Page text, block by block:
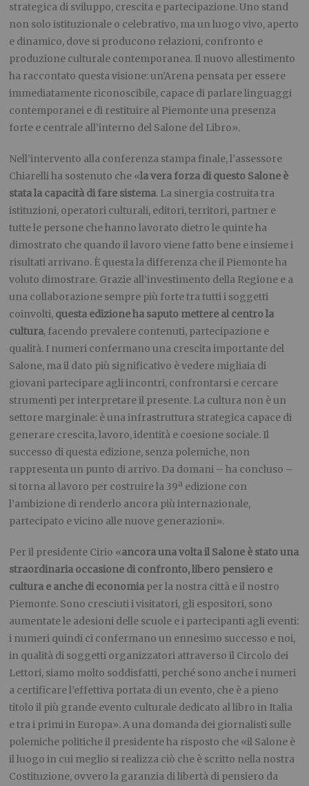
strategica di sviluppo, crescita e partecipazione. Uno stand
non solo istituzionale o celebrativo, ma un luogo vivo, aperto
e dinamico, dove si producono relazioni, confronto e
produzione culturale contemporanea. Il nuovo allestimento
ha raccontato questa visione: un’Arena pensata per essere
immediatamente riconoscibile, capace di parlare linguaggi
contemporanei e di restituire al Piemonte una presenza
forte e centrale all’interno del Salone del Libro».
Nell’intervento alla conferenza stampa finale, l’assessore
Chiarelli ha sostenuto che «la vera forza di questo Salone è
stata la capacità di fare sistema. La sinergia costruita tra
istituzioni, operatori culturali, editori, territori, partner e
tutte le persone che hanno lavorato dietro le quinte ha
dimostrato che quando il lavoro viene fatto bene e insieme i
risultati arrivano. È questa la differenza che il Piemonte ha
voluto dimostrare. Grazie all’investimento della Regione e a
una collaborazione sempre più forte tra tutti i soggetti
coinvolti, questa edizione ha saputo mettere al centro la
cultura, facendo prevalere contenuti, partecipazione e
qualità. I numeri confermano una crescita importante del
Salone, ma il dato più significativo è vedere migliaia di
giovani partecipare agli incontri, confrontarsi e cercare
strumenti per interpretare il presente. La cultura non è un
settore marginale: è una infrastruttura strategica capace di
generare crescita, lavoro, identità e coesione sociale. Il
successo di questa edizione, senza polemiche, non
rappresenta un punto di arrivo. Da domani – ha concluso –
si torna al lavoro per costruire la 39ª edizione con
l’ambizione di renderlo ancora più internazionale,
partecipato e vicino alle nuove generazioni».
Per il presidente Cirio «ancora una volta il Salone è stato una
straordinaria occasione di confronto, libero pensiero e
cultura e anche di economia per la nostra città e il nostro
Piemonte. Sono cresciuti i visitatori, gli espositori, sono
aumentate le adesioni delle scuole e i partecipanti agli eventi:
i numeri quindi ci confermano un ennesimo successo e noi,
in qualità di soggetti organizzatori attraverso il Circolo dei
Lettori, siamo molto soddisfatti, perché sono anche i numeri
a certificare l’effettiva portata di un evento, che è a pieno
titolo il più grande evento culturale dedicato al libro in Italia
e tra i primi in Europa». A una domanda dei giornalisti sulle
polemiche politiche il presidente ha risposto che «il Salone è
il luogo in cui meglio si realizza ciò che è scritto nella nostra
Costituzione, ovvero la garanzia di libertà di pensiero da